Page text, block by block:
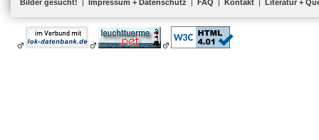
Bilder gesucht! | Impressum + Datenschutz | FAQ | Kontakt | Literatur +